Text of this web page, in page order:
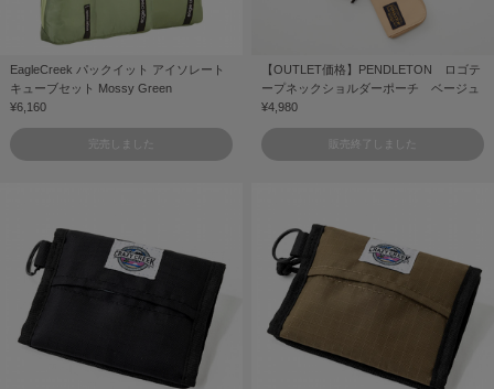
EagleCreek パックイット アイソレート
キューブセット Mossy Green
¥6,160
完売しました
【OUTLET価格】PENDLETON ロゴテ
ープネックショルダーポーチ ベージュ
¥4,980
販売終了しました